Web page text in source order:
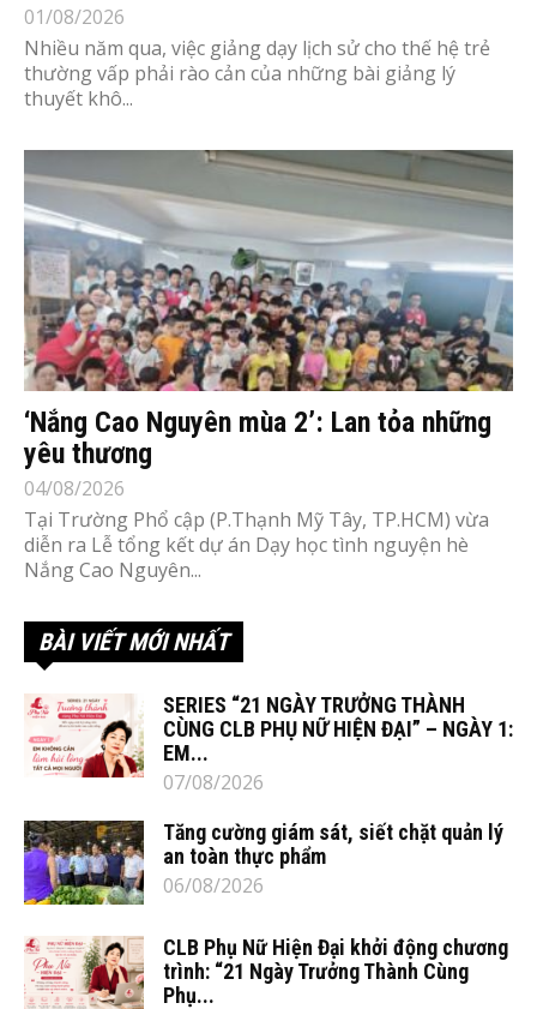
01/08/2026
Nhiều năm qua, việc giảng dạy lịch sử cho thế hệ trẻ
thường vấp phải rào cản của những bài giảng lý
thuyết khô...
‘Nắng Cao Nguyên mùa 2’: Lan tỏa những
yêu thương
04/08/2026
Tại Trường Phổ cập (P.Thạnh Mỹ Tây, TP.HCM) vừa
diễn ra Lễ tổng kết dự án Dạy học tình nguyện hè
Nắng Cao Nguyên...
BÀI VIẾT MỚI NHẤT
SERIES “21 NGÀY TRƯỞNG THÀNH
CÙNG CLB PHỤ NỮ HIỆN ĐẠI” – NGÀY 1:
EM...
07/08/2026
Tăng cường giám sát, siết chặt quản lý
an toàn thực phẩm
06/08/2026
CLB Phụ Nữ Hiện Đại khởi động chương
trình: “21 Ngày Trưởng Thành Cùng
Phụ...